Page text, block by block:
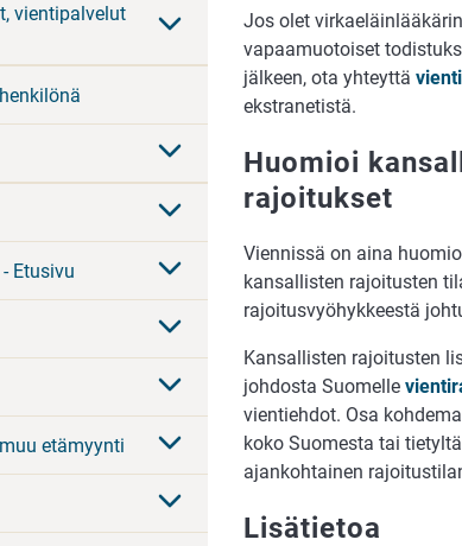
vientipalvelut
Etusivu
etämyynti
Jos olet
vapaamuotoiset
jälkeen, ota yhteyttä
ekstranetistä.
Huomioi
rajoitukset
Viennissä on aina
kansallisten rajoitusten
rajoitusvyöhykkeestä
Kansallisten rajoitusten
johdosta Suomelle
vientiehdot. Osa
koko Suomesta tai
ajankohtainen
Lisätietoa